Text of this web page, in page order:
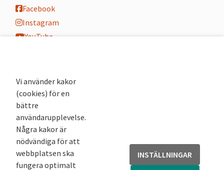
Facebook
Instagram
YouTube
Nyhetsbrev
Andra webbplatser
Arkivsök
Fornsök
Fornreg
Bebyggelseregistret
Vi använder kakor
(cookies) för en
bättre
användarupplevelse.
Några kakor är
nödvändiga för att
webbplatsen ska
fungera optimalt
INSTÄLLNINGAR